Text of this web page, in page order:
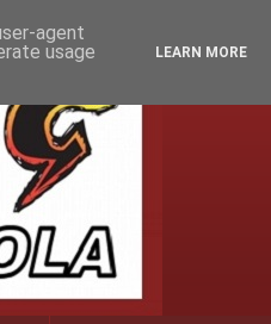
agent
usage
LEARN MORE